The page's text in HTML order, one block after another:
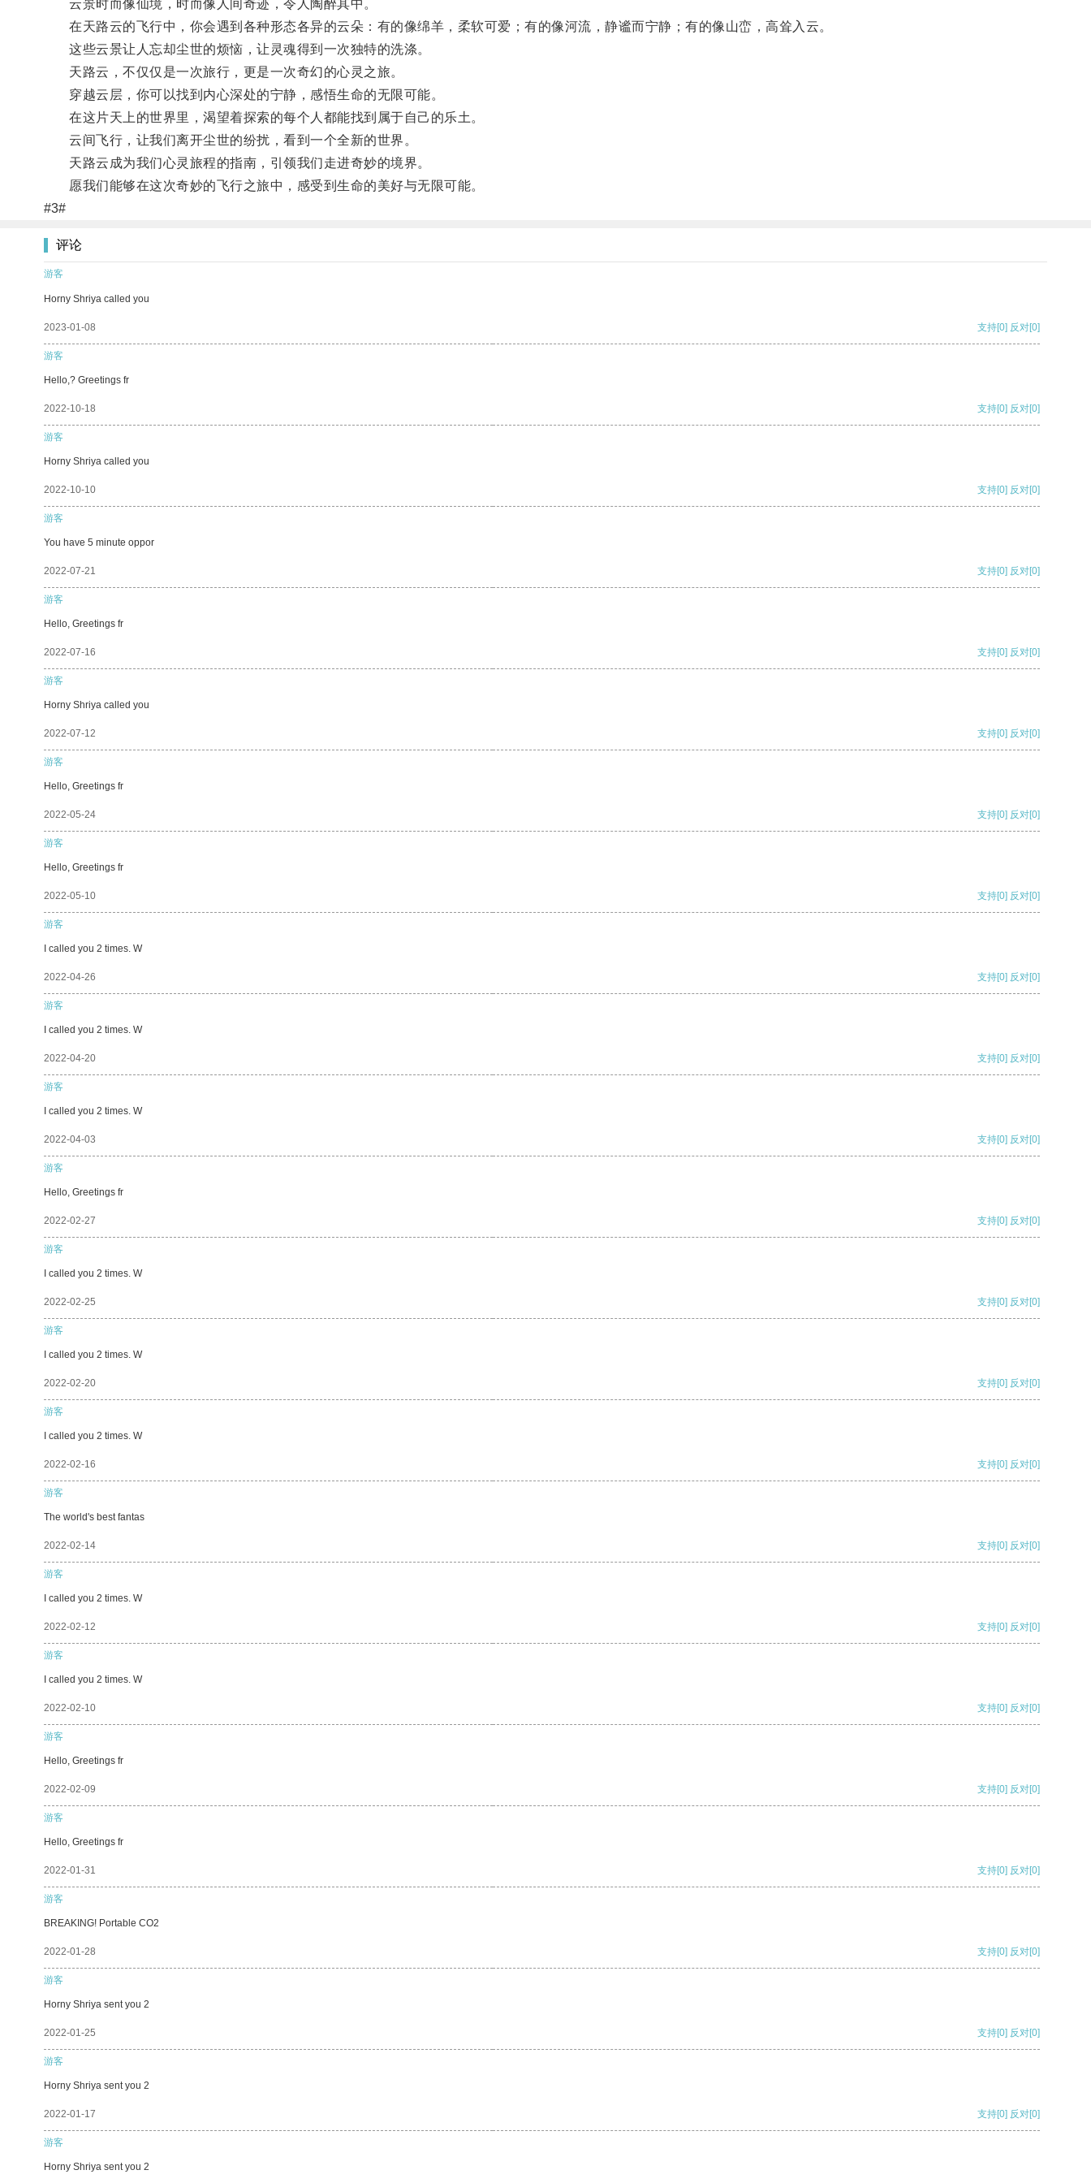
云景时而像仙境，时而像人间奇迹，令人陶醉其中。
在天路云的飞行中，你会遇到各种形态各异的云朵：有的像绵羊，柔软可爱；有的像河流，静谧而宁静；有的像山峦，高耸入云。
这些云景让人忘却尘世的烦恼，让灵魂得到一次独特的洗涤。
天路云，不仅仅是一次旅行，更是一次奇幻的心灵之旅。
穿越云层，你可以找到内心深处的宁静，感悟生命的无限可能。
在这片天上的世界里，渴望着探索的每个人都能找到属于自己的乐土。
云间飞行，让我们离开尘世的纷扰，看到一个全新的世界。
天路云成为我们心灵旅程的指南，引领我们走进奇妙的境界。
愿我们能够在这次奇妙的飞行之旅中，感受到生命的美好与无限可能。
#3#
评论
游客
Horny Shriya called you
2023-01-08 支持[0] 反对[0]
游客
Hello,? Greetings fr
2022-10-18 支持[0] 反对[0]
游客
Horny Shriya called you
2022-10-10 支持[0] 反对[0]
游客
You have 5 minute oppor
2022-07-21 支持[0] 反对[0]
游客
Hello, Greetings fr
2022-07-16 支持[0] 反对[0]
游客
Horny Shriya called you
2022-07-12 支持[0] 反对[0]
游客
Hello, Greetings fr
2022-05-24 支持[0] 反对[0]
游客
Hello, Greetings fr
2022-05-10 支持[0] 反对[0]
游客
I called you 2 times. W
2022-04-26 支持[0] 反对[0]
游客
I called you 2 times. W
2022-04-20 支持[0] 反对[0]
游客
I called you 2 times. W
2022-04-03 支持[0] 反对[0]
游客
Hello, Greetings fr
2022-02-27 支持[0] 反对[0]
游客
I called you 2 times. W
2022-02-25 支持[0] 反对[0]
游客
I called you 2 times. W
2022-02-20 支持[0] 反对[0]
游客
I called you 2 times. W
2022-02-16 支持[0] 反对[0]
游客
The world's best fantas
2022-02-14 支持[0] 反对[0]
游客
I called you 2 times. W
2022-02-12 支持[0] 反对[0]
游客
I called you 2 times. W
2022-02-10 支持[0] 反对[0]
游客
Hello, Greetings fr
2022-02-09 支持[0] 反对[0]
游客
Hello, Greetings fr
2022-01-31 支持[0] 反对[0]
游客
BREAKING! Portable CO2
2022-01-28 支持[0] 反对[0]
游客
Horny Shriya sent you 2
2022-01-25 支持[0] 反对[0]
游客
Horny Shriya sent you 2
2022-01-17 支持[0] 反对[0]
游客
Horny Shriya sent you 2